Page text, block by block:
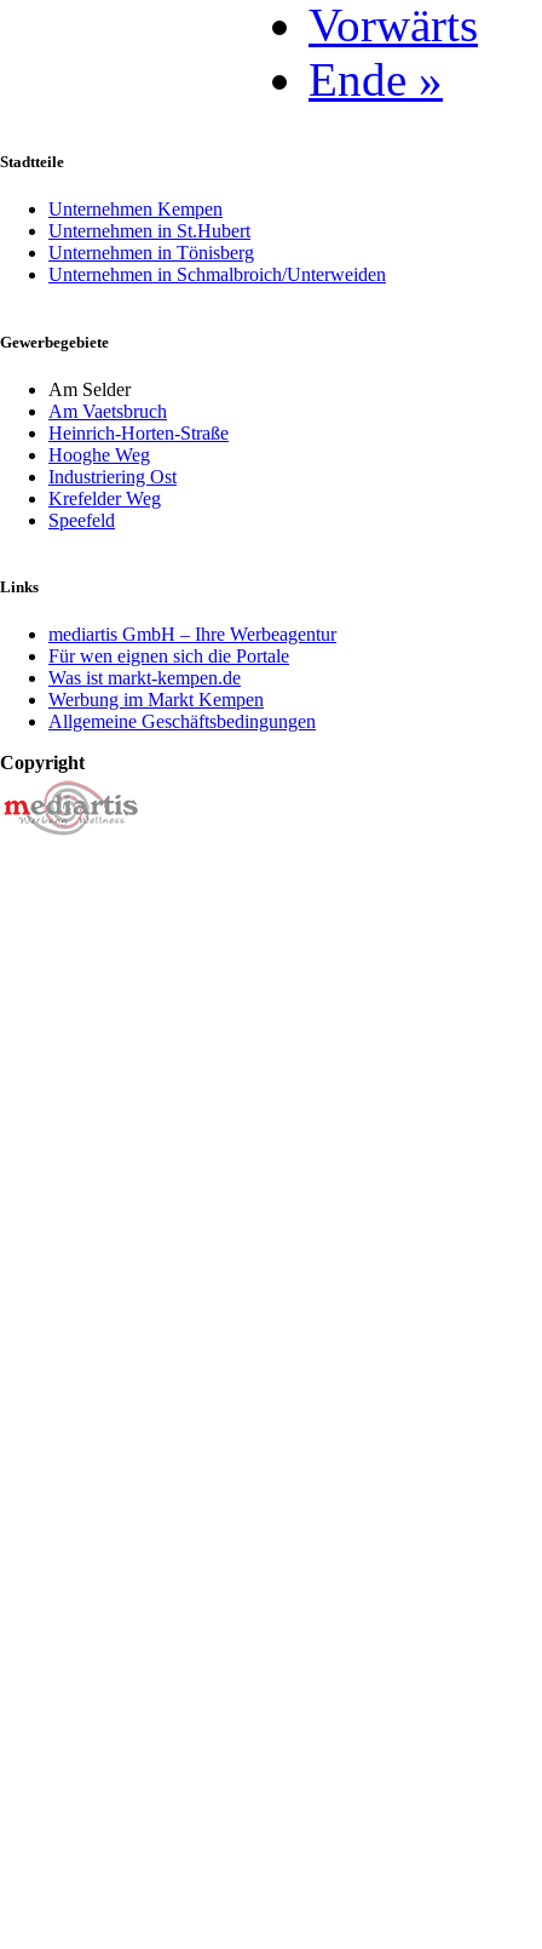
Vorwärts
Ende »
Stadtteile
Unternehmen Kempen
Unternehmen in St.Hubert
Unternehmen in Tönisberg
Unternehmen in Schmalbroich/Unterweiden
Gewerbegebiete
Am Selder
Am Vaetsbruch
Heinrich-Horten-Straße
Hooghe Weg
Industriering Ost
Krefelder Weg
Speefeld
Links
mediartis GmbH – Ihre Werbeagentur
Für wen eignen sich die Portale
Was ist markt-kempen.de
Werbung im Markt Kempen
Allgemeine Geschäftsbedingungen
Copyright